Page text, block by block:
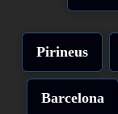
Pirineus
Barcelona